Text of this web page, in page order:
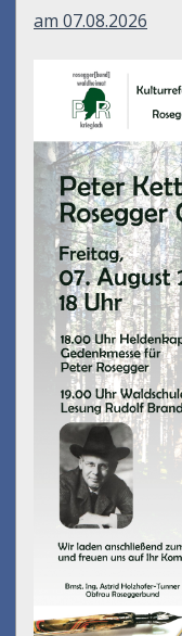
am 07.08.2026